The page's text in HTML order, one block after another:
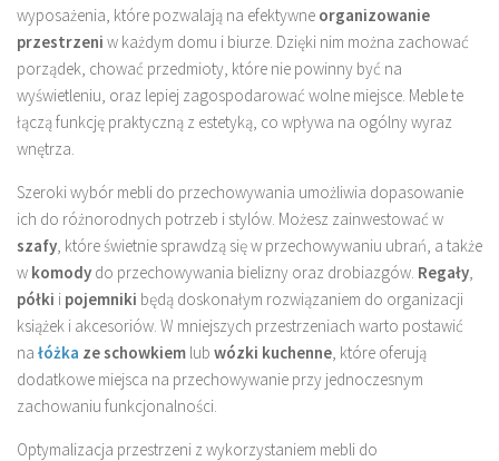
wyposażenia, które pozwalają na efektywne organizowanie
przestrzeni w każdym domu i biurze. Dzięki nim można zachować
porządek, chować przedmioty, które nie powinny być na
wyświetleniu, oraz lepiej zagospodarować wolne miejsce. Meble te
łączą funkcję praktyczną z estetyką, co wpływa na ogólny wyraz
wnętrza.
Szeroki wybór mebli do przechowywania umożliwia dopasowanie
ich do różnorodnych potrzeb i stylów. Możesz zainwestować w
szafy , które świetnie sprawdzą się w przechowywaniu ubrań, a także
w komody do przechowywania bielizny oraz drobiazgów. Regały
półki i pojemniki będą doskonałym rozwiązaniem do organizacji
książek i akcesoriów. W mniejszych przestrzeniach warto postawić
na łóżka ze schowkiem lub wózki kuchenne , które oferują
dodatkowe miejsca na przechowywanie przy jednoczesnym
zachowaniu funkcjonalności.
Optymalizacja przestrzeni z wykorzystaniem mebli do